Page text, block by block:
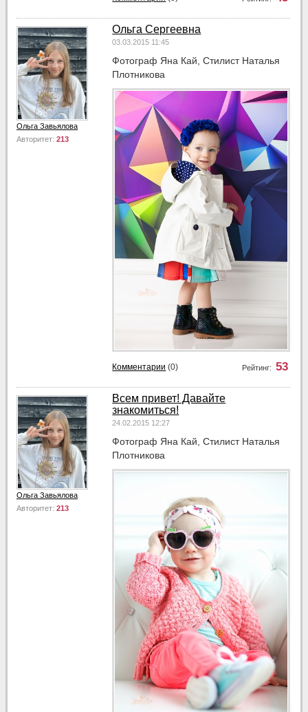
Ольга Завьялова
Авторитет: 213
Ольга Сергеевна
03.03.2015 11:45
Фотограф Яна Кай, Стилист Наталья
Плотникова
Комментарии (0) Рейтинг: 53
Ольга Завьялова
Авторитет: 213
Всем привет! Давайте
знакомиться!
24.02.2015 12:27
Фотограф Яна Кай, Стилист Наталья
Плотникова